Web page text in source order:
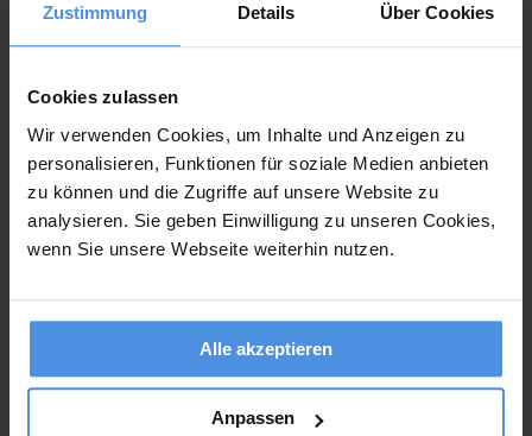
Zustimmung Details Über Cookies
Cookies zulassen
Wir verwenden Cookies, um Inhalte und Anzeigen zu
personalisieren, Funktionen für soziale Medien anbieten
zu können und die Zugriffe auf unsere Website zu
analysieren. Sie geben Einwilligung zu unseren Cookies,
wenn Sie unsere Webseite weiterhin nutzen.
Alle akzeptieren
Anpassen
ByCarina|Allgemein
Steueridentifikationsnummer
By Carina | Allgemein|No Comments
Allgemein
Einnahmenüberschussrechnung
Allgemein|No Comments
Allgemein